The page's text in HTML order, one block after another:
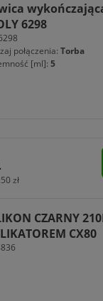
6298
połączenia: Torba
[ml]: 5
zł
CZARNY
CX80